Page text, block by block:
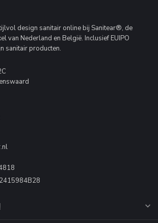
design sanitair online bij Sanitear®, de
van Nederland en België. Inclusief EUIPO
sanitair producten.